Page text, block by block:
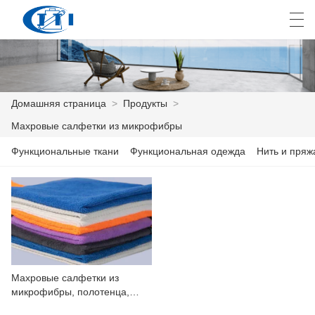
ДОМАШНЯЯ СТРАНИЦА
КАСТОМИЗАЦИЯ
О НАС
НОВОСТИ
ПРОМЫШЛЕННОСТЬ
العربية česky Deutsch
Домашняя страница > Продукты >
Махровые салфетки из микрофибры
Функциональные ткани Функциональная одежда Нить и
Махровые салфетки из
микрофибры, полотенца,